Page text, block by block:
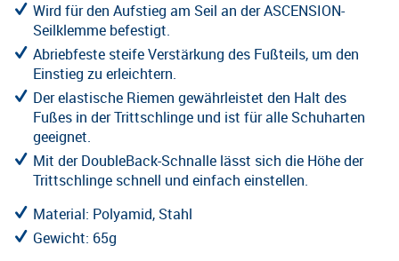
Wird für den Aufstieg am Seil an der ASCENSION-
Seilklemme befestigt.
Abriebfeste steife Verstärkung des Fußteils, um den
Einstieg zu erleichtern.
Der elastische Riemen gewährleistet den Halt des
Fußes in der Trittschlinge und ist für alle Schuharten
geeignet.
Mit der DoubleBack-Schnalle lässt sich die Höhe der
Trittschlinge schnell und einfach einstellen.
Material: Polyamid, Stahl
Gewicht: 65g